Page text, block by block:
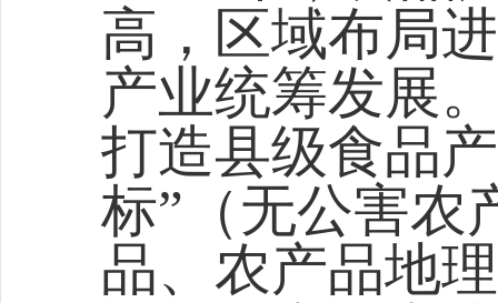
高，区域布局
产业统筹发展
打造县级食品
标”（无公害农
品、农产品地